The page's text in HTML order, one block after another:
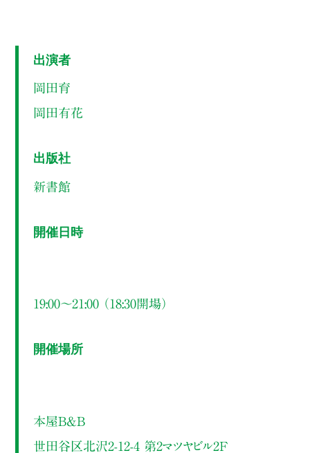
出演者
岡田育
岡田有花
出版社
新書館
開催日時
19:00～21:00 （18:30開場）
開催場所
本屋B&B
世田谷区北沢2-12-4 第2マツヤビル2F